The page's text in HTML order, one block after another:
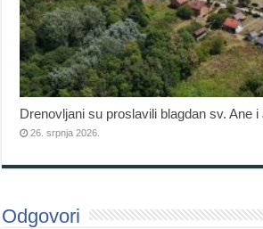
Drenovljani su proslavili blagdan sv. Ane
26. srpnja 2026.
Odgovori